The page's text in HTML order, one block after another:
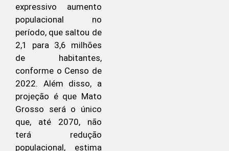
expressivo aumento
populacional no
período, que saltou de
2,1 para 3,6 milhões
de habitantes,
conforme o Censo de
2022. Além disso, a
projeção é que Mato
Grosso será o único
que, até 2070, não
terá redução
populacional, estima